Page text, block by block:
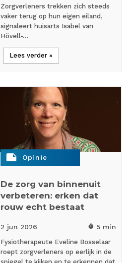
Zorgverleners trekken zich steeds
vaker terug op hun eigen eiland,
signaleert huisarts Isabel van
Hövell-…
Lees verder »
note Opinie
De zorg van binnenuit
verbeteren: erken dat
rouw echt bestaat
2 jun 2026 timer 5 min
Fysiotherapeute Eveline Bosselaar
roept zorgverleners op eerlijk in de